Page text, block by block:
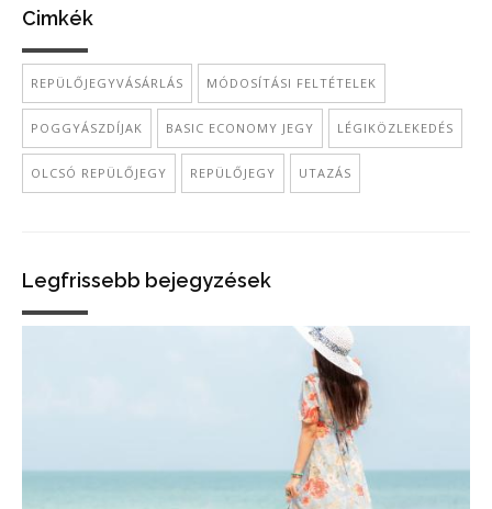
Cimkék
REPÜLŐJEGYVÁSÁRLÁS MÓDOSÍTÁSI FELTÉTELEK
POGGYÁSZDÍJAK BASIC ECONOMY JEGY LÉGIKÖZLEKEDÉS
OLCSÓ REPÜLŐJEGY REPÜLŐJEGY UTAZÁS
Legfrissebb bejegyzések